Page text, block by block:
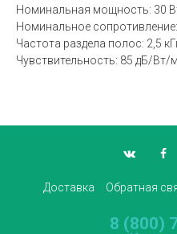
Номинальная мощность: 30
Номинальное
Частота раздела полос: 2,5
Чувствительность: 85 дБ/Вт/м
Доставка Обратная
8 (800)